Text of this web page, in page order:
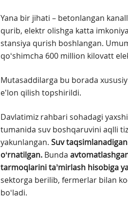
Yana bir jihati – betonlangan
qurib, elektr olishga katta
stansiya qurish boshlangan.
qoʻshimcha 600 million kilovatt
Mutasaddilarga bu borada
eʼlon qilish topshirildi.
Davlatimiz rahbari sohadagi
tumanida suv boshqaruvini aqlli
yakunlangan. Suv
oʻrnatilgan. Bunda
tarmoqlarini taʼmirlash hisobiga
sektorga berilib, fermerlar bilan
boʻladi.